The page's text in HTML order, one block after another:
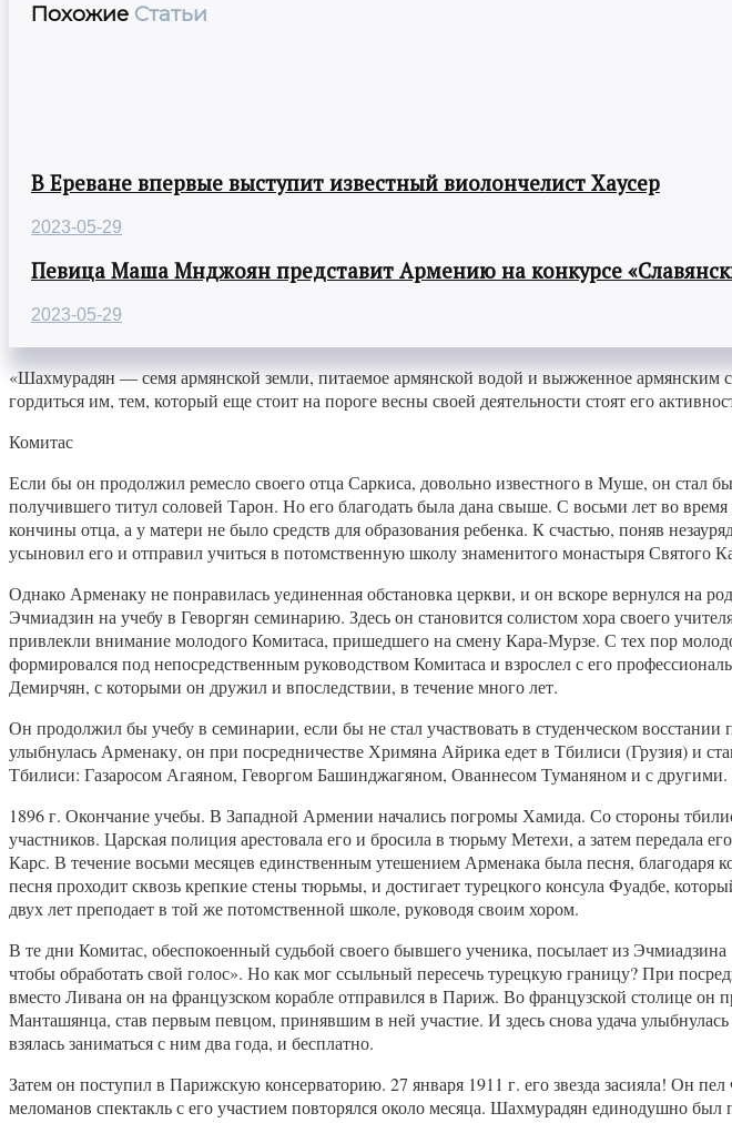
Похожие Статьи
В Ереване впервые выступит известный виолончелист Хаусер
2023-05-29
Певица Маша Мнджоян представит Армению на конкурсе
2023-05-29
«Шахмурадян — семя армянской земли, питаемое армянской водой и выжженное
гордиться им, тем, который еще стоит на пороге весны своей деятельности стоят его
Комитас
Если бы он продолжил ремесло своего отца Саркиса, довольно известного в Муше, он
получившего титул соловей Тарон. Но его благодать была дана свыше. С восьми лет во
кончины отца, а у матери не было средств для образования ребенка. К счастью, поняв
усыновил его и отправил учиться в потомственную школу знаменитого монастыря Святого
Однако Арменаку не понравилась уединенная обстановка церкви, и он вскоре вернулся на
Эчмиадзин на учебу в Геворгян семинарию. Здесь он становится солистом хора своего
привлекли внимание молодого Комитаса, пришедшего на смену Кара-Мурзе. С тех пор
формировался под непосредственным руководством Комитаса и взрослел с его
Демирчян, с которыми он дружил и впоследствии, в течение много лет.
Он продолжил бы учебу в семинарии, если бы не стал участвовать в студенческом
улыбнулась Арменаку, он при посредничестве Хримяна Айрика едет в Тбилиси (Грузия) и
Тбилиси: Газаросом Агаяном, Геворгом Башинджагяном, Ованнесом Туманяном и с
1896 г. Окончание учебы. В Западной Армении начались погромы Хамида. Со стороны
участников. Царская полиция арестовала его и бросила в тюрьму Метехи, а затем
Карс. В течение восьми месяцев единственным утешением Арменака была песня,
песня проходит сквозь крепкие стены тюрьмы, и достигает турецкого консула Фуадбе,
двух лет преподает в той же потомственной школе, руководя своим хором.
В те дни Комитас, обеспокоенный судьбой своего бывшего ученика, посылает из
чтобы обработать свой голос». Но как мог ссыльный пересечь турецкую границу? При
вместо Ливана он на французском корабле отправился в Париж. Во французской столице он
Манташянца, став первым певцом, принявшим в ней участие. И здесь снова удача
взялась заниматься с ним два года, и бесплатно.
Затем он поступил в Парижскую консерваторию. 27 января 1911 г. его звезда засияла! Он
меломанов спектакль с его участием повторялся около месяца. Шахмурадян единодушно